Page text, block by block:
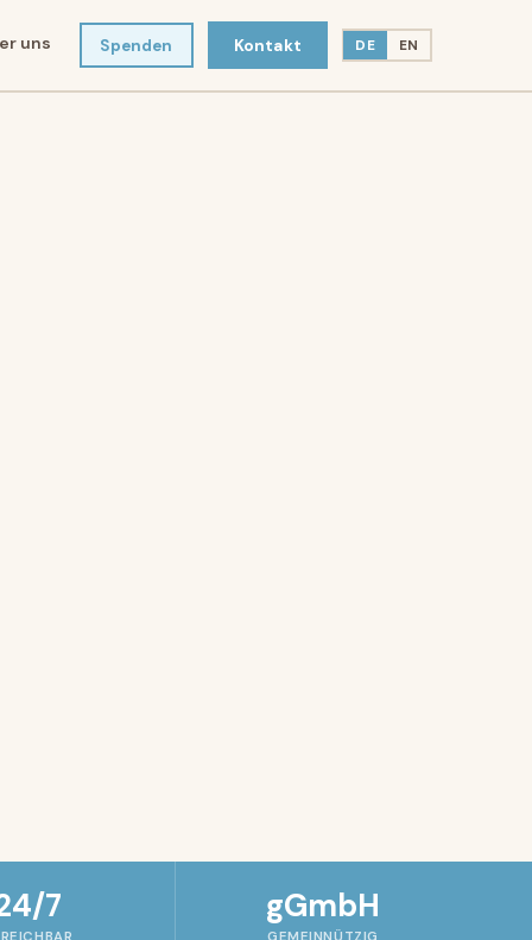
uns Spenden Kontakt DE EN
7 gGmbH